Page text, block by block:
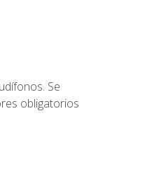
Se
obligatorios